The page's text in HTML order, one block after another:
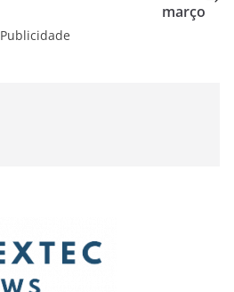
março
Publicidade